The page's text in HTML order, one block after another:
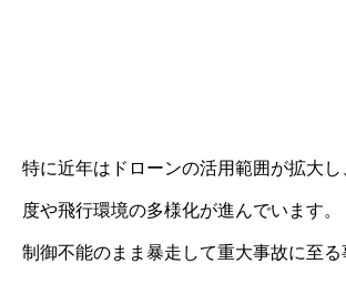
特に近年はドローンの活用範囲が拡大
度や飛行環境の多様化が進んでいます。
制御不能のまま暴走して重大事故に至